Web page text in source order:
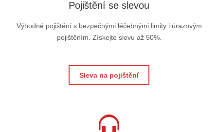
Pojištění se slevou
Výhodné pojištění s bezpečnými léčebnými limity i úrazovým
pojištěním. Získejte slevu až 50%.
Sleva na pojištění